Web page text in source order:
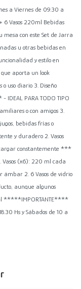
a Viernes de 09.30 a
6 Vasos 220ml Bebidas
con este Set de Jarra
u otras bebidas en
y estilo en
que aporta un look
uso diario 3. Diseño
PARA TODO TIPO
o con amigos 3.
bebidas frías o
y duradero 2. Vasos
constantemente ***
Vasos (x6): 220 ml cada
ámbar 2. 6 Vasos de vidrio
aunque algunos
*****IMPORTANTE****
Hs y Sábados de 10 a